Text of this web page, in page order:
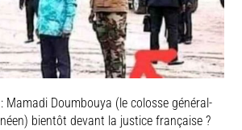
: Mamadi Doumbouya (le colosse général-
bientôt devant la justice française ?